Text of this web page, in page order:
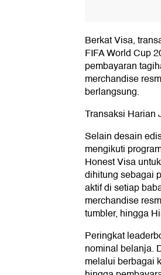
Berkat Visa,
FIFA World Cup
pembayaran
merchandise
berlangsung.
Transaksi Harian
Selain desain
mengikuti
Honest Visa
dihitung sebagai
aktif di setiap
merchandise
tumbler, hingga
Peringkat
nominal belanja.
melalui berbagai